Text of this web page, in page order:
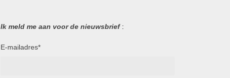
Ik meld me aan voor de nieuwsbrief:
E-mailadres*